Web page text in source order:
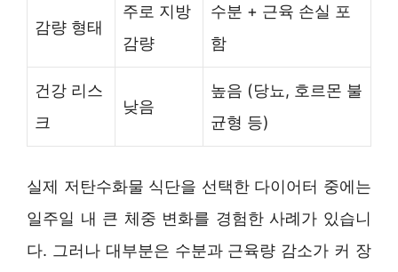
감량 형태
주로 지방
감량
수분 + 근육 손실 포
함
건강 리스
크
낮음
높음 (당뇨, 호르몬 불
균형 등)
실제 저탄수화물 식단을 선택한 다이어터 중에는
일주일 내 큰 체중 변화를 경험한 사례가 있습니
다. 그러나 대부분은 수분과 근육량 감소가 커 장